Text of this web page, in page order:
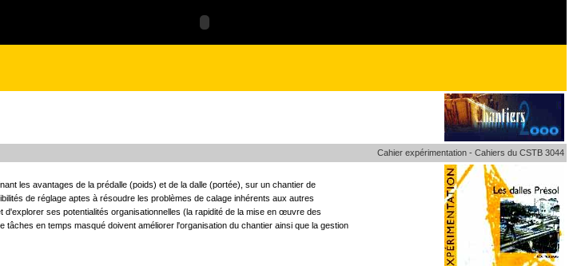
Cahier expérimentation - Cahiers du CSTB 3044
les avantages de la prédalle (poids) et de la dalle (portée), sur un chantier de
de réglage aptes à résoudre les problèmes de calage inhérents aux autres
ses potentialités organisationnelles (la rapidité de la mise en œuvre des
en temps masqué doivent améliorer l'organisation du chantier ainsi que la gestion